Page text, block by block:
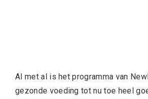
Al met al is het programma van
gezonde voeding tot nu toe heel